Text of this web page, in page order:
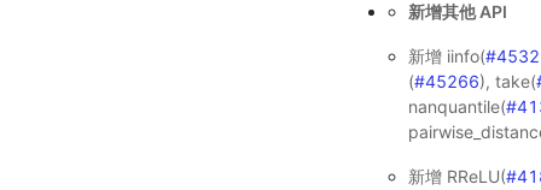
新增其他 API
新增 iinfo(
(#45266), take(
nanquantile(
新增 RReLU(